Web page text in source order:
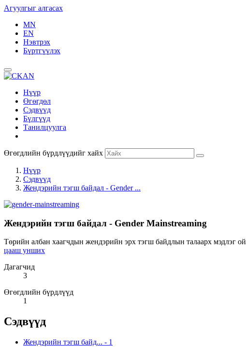
Агуулгыг алгасах
MN
EN
Нэвтрэх
Бүртгүүлэх
Нүүр
Өгөгдөл
Сэдвүүд
Бүлгүүд
Танилцуулга
Өгөгдлийн бүрдлүүдийг хайх
Нүүр
Сэдвүүд
Жендэрийн тэгш байдал - Gender ...
Жендэрийн тэгш байдал - Gender Mainstreaming
Төрийн албан хаагчдын жендэрийн эрх тэгш байдлын талаарх мэдлэг
цааш унших
Дагагчид
3
Өгөгдлийн бүрдлүүд
1
Сэдвүүд
Жендэрийн тэгш байд... - 1